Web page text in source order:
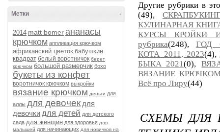
-
Метки
2014 matt bomerананасы
крючком аппликация крючком
африканский цветок бабушкин
квадрат белый воротничок берет
крючком большой размерчик бохо
букеты из конфет
воротничок крючком выкройки
вязание крючком деньги для
аллы для девочек для
девочкидля детей для детского
сада для женщин для здоровья для
малышей для начинающих для новичков на
Другие рубрики в
(49),
КУЛИНАРНАЯ
КУРСЫ КРОЙКИ
рубрика(248),ГОД
КОТА_2011, 2023(4),
БЫКА_2021(0),
ВЯЗАНИЕ
Всё про Лиру(44)
СХЕМЫ ДЛЯ